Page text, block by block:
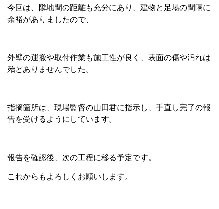
今回は、隣地間の距離も充分にあり、建物と足場の間隔に
余裕がありましたので、
外壁の運搬や取付作業も施工性が良く、表面の傷や汚れは
殆どありませんでした。
指摘箇所は、現場監督の山田君に指示し、手直し完了の報
告を受けるようにしています。
報告を確認後、次の工程に移る予定です。
これからもよろしくお願いします。